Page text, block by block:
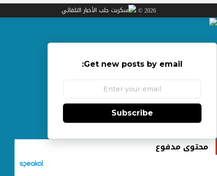
2026 ©
Get new posts by email:
Subscribe
محتوى مدفوع